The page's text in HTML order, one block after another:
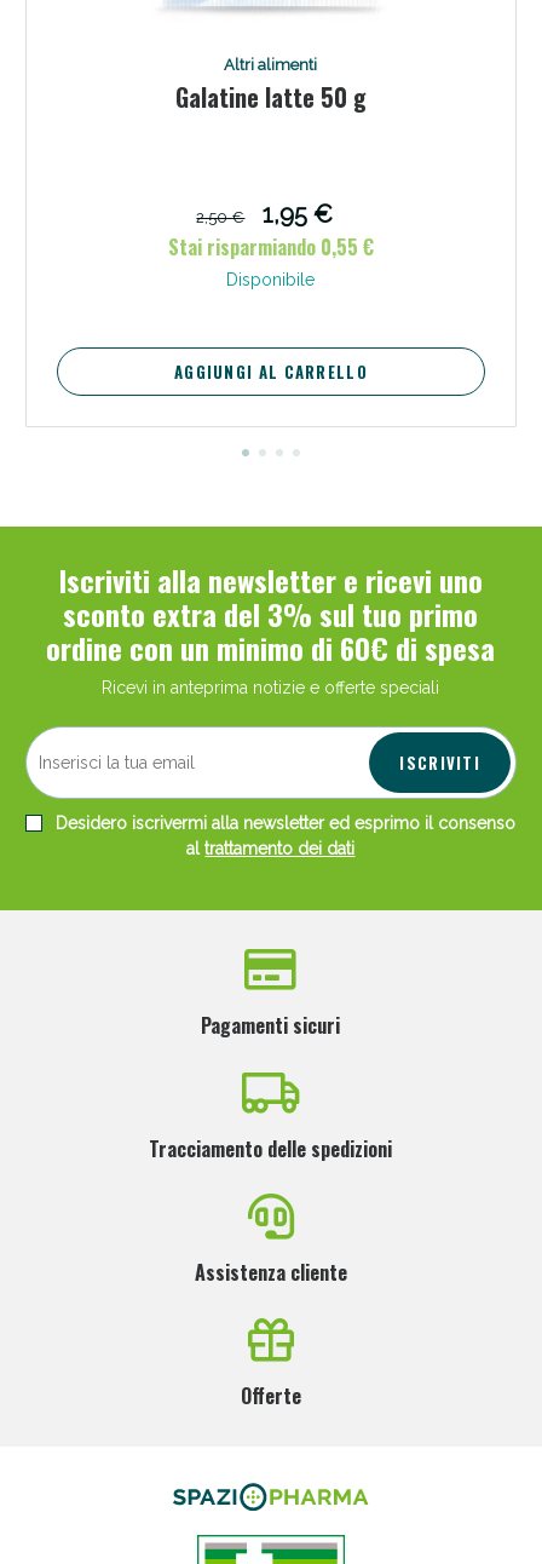
Altri alimenti
Galatine latte 50 g
2,50 €
1,95 €
Stai risparmiando 0,55 €
Disponibile
AGGIUNGI AL CARRELLO
Iscriviti alla newsletter e ricevi uno
sconto extra del 3% sul tuo primo
ordine con un minimo di 60€ di spesa
Ricevi in anteprima notizie e offerte speciali
ISCRIVITI
Desidero iscrivermi alla newsletter ed esprimo il consenso
altrattamento dei dati
Pagamenti sicuri
Tracciamento delle spedizioni
Assistenza cliente
Offerte